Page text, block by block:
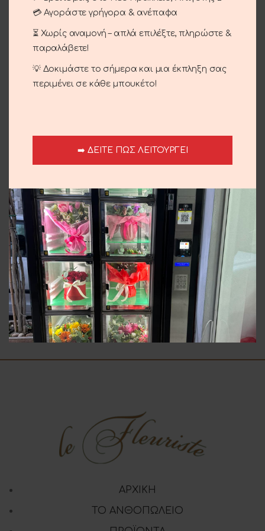
Κατηγορίες: Περιστάσεις Γέννηση
Γενέθλια - Γιορτή
Γιορτή της Μητέρας, Επέτειος , Μπουκέτα
Share:
Περιγραφή
Mini τριαντάφυλλα σε ένα όμορφο μπουκέτο.
Σχετικά προϊόντα
Σύνθεση Σε Κούτα
25.00€
Μπουκέτο Εποχής
35.00 €
ΑΡΧΙΚΗ
ΤΟ ΑΝΘΟΠΩΛΕΙΟ
💳 Αγοράστε γρήγορα & ανέπαφα
⏳ Χωρίς αναμονή – απλά επιλέξτε, πληρώστε &
παραλάβετε!
💡 Δοκιμάστε το σήμερα και μια έκπληξη σας
περιμένει σε κάθε μπουκέτο!
➡️ ΔΕΙΤΕ ΠΩΣ ΛΕΙΤΟΥΡΓΕΙ